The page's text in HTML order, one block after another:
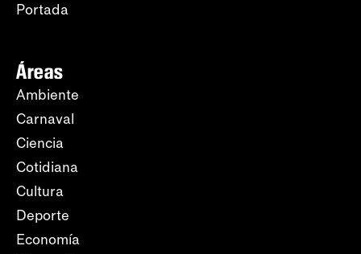
Portada
Áreas
Ambiente
Carnaval
Ciencia
Cotidiana
Cultura
Deporte
Economía